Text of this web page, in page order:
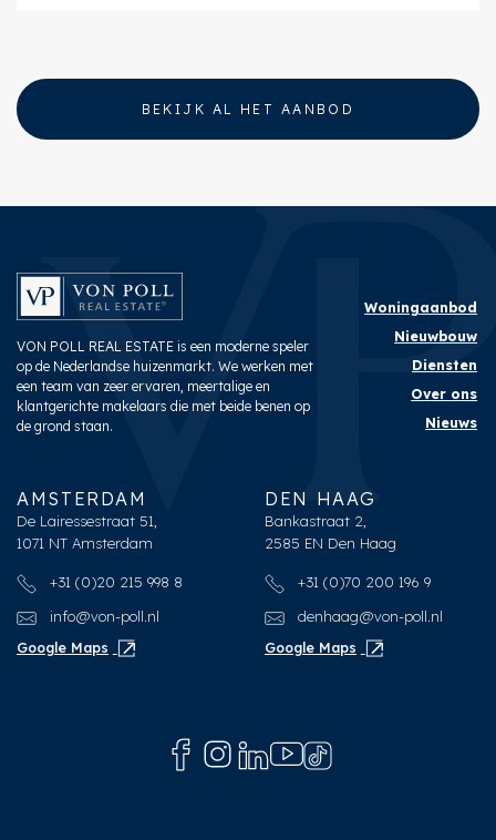
BEKIJK AL HET AANBOD
VON POLL REAL ESTATE is een moderne speler
op de Nederlandse huizenmarkt. We werken met
een team van zeer ervaren, meertalige en
klantgerichte makelaars die met beide benen op
de grond staan.
Woningaanbod
Nieuwbouw
Diensten
Over ons
Nieuws
AMSTERDAM
De Lairessestraat 51,
1071 NT Amsterdam
+31 (0)20 215 998 8
info@von-poll.nl
Google Maps
DEN HAAG
Bankastraat 2,
2585 EN Den Haag
+31 (0)70 200 196 9
denhaag@von-poll.nl
Google Maps